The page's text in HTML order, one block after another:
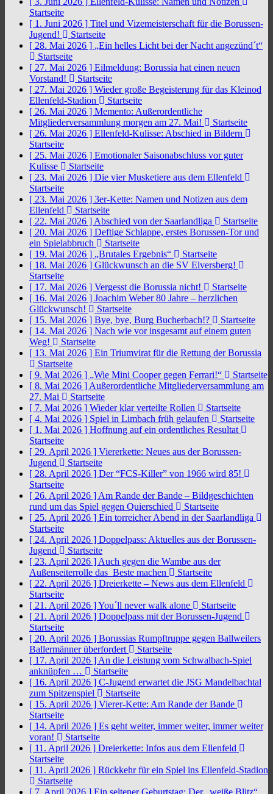
Startseite
[ 1. Juni 2026 ] Titel und Vizemeisterschaft für die Borussen-
Jugend!
Startseite
[ 28. Mai 2026 ] „Ein helles Licht bei der Nacht angezünd´t“
Startseite
[ 27. Mai 2026 ] Eilmeldung: Borussia hat einen neuen
Vorstand!
Startseite
[ 27. Mai 2026 ] Wieder große Begeisterung für das Kleinod
Ellenfeld-Stadion
Startseite
[ 26. Mai 2026 ] Memento: Außerordentliche
Mitgliederversammlung morgen am 27. Mai!
Startseite
[ 26. Mai 2026 ] Ellenfeld-Kulisse: Abschied in Bildern
Startseite
[ 25. Mai 2026 ] Emotionaler Saisonabschluss vor guter
Kulisse
Startseite
[ 23. Mai 2026 ] Die vier Musketiere aus dem Ellenfeld
Startseite
[ 23. Mai 2026 ] 3er-Kette: Namen und Notizen aus dem
Ellenfeld
Startseite
[ 22. Mai 2026 ] Abschied von der Saarlandliga
Startseite
[ 20. Mai 2026 ] Deftige Schlappe, erstes Borussen-Tor und
ein Spielabbruch
Startseite
[ 19. Mai 2026 ] „Brutales Ergebnis“
Startseite
[ 18. Mai 2026 ] Glückwunsch an die SV Elversberg!
Startseite
[ 17. Mai 2026 ] Vergesst die Borussia nicht!
Startseite
[ 16. Mai 2026 ] Joachim Weber 80 Jahre – herzlichen
Glückwunsch!
Startseite
[ 15. Mai 2026 ] Bye, bye, Burg Bucherbach!?
Startseite
[ 14. Mai 2026 ] Nach wie vor insgesamt auf einem guten
Weg!
Startseite
[ 13. Mai 2026 ] Ein Triumvirat für die Rettung der Borussia
Startseite
[ 9. Mai 2026 ] „Wie Mini Cooper gegen Ferrari!“
Startseite
[ 8. Mai 2026 ] Außerordentliche Mitgliederversammlung am
27. Mai
Startseite
[ 7. Mai 2026 ] Wieder klar verteilte Rollen
Startseite
[ 4. Mai 2026 ] Spiel in Limbach früh gelaufen
Startseite
[ 1. Mai 2026 ] Hoffnung auf ein ordentliches Resultat
Startseite
[ 29. April 2026 ] Viererkette: Neues aus der Borussen-
Jugend
Startseite
[ 28. April 2026 ] Der “FCS-Killer” von 1966 wird 85!
Startseite
[ 26. April 2026 ] Am Rande der Bande – Bildgeschichten
rund um das Spiel gegen Quierschied
Startseite
[ 25. April 2026 ] Ein torreicher Abend in der Saarlandliga
Startseite
[ 24. April 2026 ] Doppelpass: Aktuelles aus der Borussen-
Jugend
Startseite
[ 23. April 2026 ] Auch gegen die Wambe aus der
Außenseiterrolle das Beste machen
Startseite
[ 22. April 2026 ] Dreierkette – News aus dem Ellenfeld
Startseite
[ 21. April 2026 ]You´ll never walk alone
Startseite
[ 21. April 2026 ] Doppelpass mit der Borussen-Jugend
Startseite
[ 20. April 2026 ] Borussias Rumpftruppe gegen Ballweilers
Ballermänner überfordert
Startseite
[ 17. April 2026 ] An die Leistung vom Schwalbach-Spiel
anknüpfen …
Startseite
[ 16. April 2026 ] C-Jugend erwartet die JSG Mandelbachtal
zum Spitzenspiel
Startseite
[ 15. April 2026 ] Vierer-Kette: Am Rande der Bande
Startseite
[ 14. April 2026 ] Es geht weiter, immer weiter, immer weiter
voran!
Startseite
[ 11. April 2026 ] Dreierkette: Infos aus dem Ellenfeld
Startseite
[ 11. April 2026 ] Rückkehr für ein Spiel ins Ellenfeld-Stadion
Startseite
[ 7. April 2026 ] Ein seltener Geburtstag: Der „weiße Blitz“